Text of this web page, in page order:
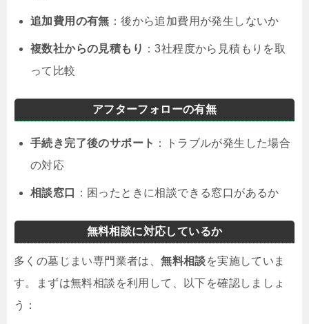
追加費用の有無 ：後から追加費用が発生しないか
複数社からの見積もり ：3社程度から見積もりを取
って比較
アフターフォローの有無
手続き完了後のサポート ：トラブルが発生した場合
の対応
相談窓口 ：困ったときに相談できる窓口があるか
無料相談に対応しているか
多くの墓じまい専門業者は、無料相談を実施していま
す。まずは無料相談を利用して、以下を確認しましょ
う：